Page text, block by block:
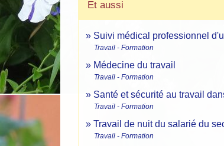
Et aussi
Suivi médical professionnel
Travail - Formation
Médecine du travail
Travail - Formation
Santé et sécurité au travail
Travail - Formation
Travail de nuit du salarié du
Travail - Formation